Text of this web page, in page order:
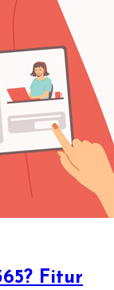
Fitur